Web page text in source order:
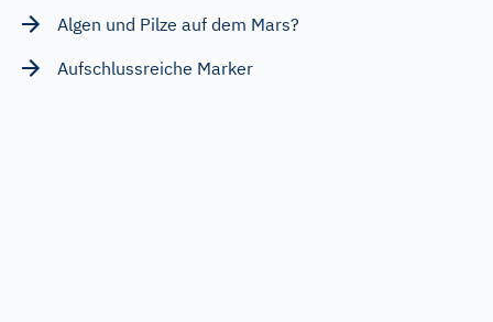
Algen und Pilze auf dem Mars?
Aufschlussreiche Marker